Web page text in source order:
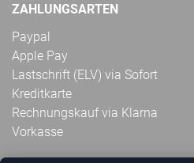
ZAHLUNGSARTEN
Paypal
Apple Pay
Lastschrift (ELV) via Sofort
Kreditkarte
Rechnungskauf via Klarna
Vorkasse